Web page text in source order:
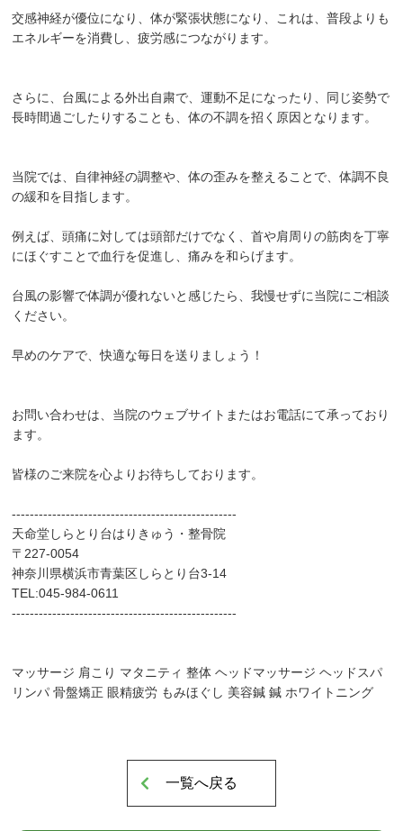
お客様の声
お問い合わせ
当院のアプリができました！
ます！
交感神経が優位になり、体が緊張状態になり、これは、普段よりも
エネルギーを消費し、疲労感につながります。
さらに、台風による外出自粛で、運動不足になったり、同じ姿勢で
長時間過ごしたりすることも、体の不調を招く原因となります。
当院では、自律神経の調整や、体の歪みを整えることで、体調不良
の緩和を目指します。
例えば、頭痛に対しては頭部だけでなく、首や肩周りの筋肉を丁寧
にほぐすことで血行を促進し、痛みを和らげます。
台風の影響で体調が優れないと感じたら、我慢せずに当院にご相談
ください。
早めのケアで、快適な毎日を送りましょう！
お問い合わせは、当院のウェブサイトまたはお電話にて承っており
ます。
皆様のご来院を心よりお待ちしております。
--------------------------------------------------
天命堂しらとり台はりきゅう・整骨院
〒227-0054
神奈川県横浜市青葉区しらとり台3-14
TEL:045-984-0611
--------------------------------------------------
マッサージ 肩こり マタニティ 整体 ヘッドマッサージ ヘッドスパ
リンパ 骨盤矯正 眼精疲労 もみほぐし 美容鍼 鍼 ホワイトニング
一覧へ戻る